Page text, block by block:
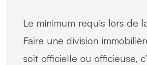
Le minimum requis lors de
Faire une division
soit officielle ou officieuse,